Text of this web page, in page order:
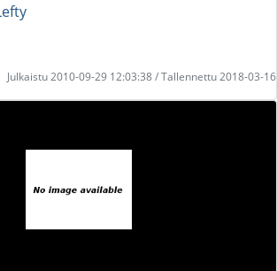
Julkaistu 2010-09-29 12:03:38 / Tallennettu 2018-03-16